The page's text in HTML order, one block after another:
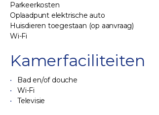
Parkeerkosten
Oplaadpunt elektrische auto
Huisdieren toegestaan (op aanvraag)
Wi-Fi
Kamerfaciliteiten
Bad en/of douche
Wi-Fi
Televisie